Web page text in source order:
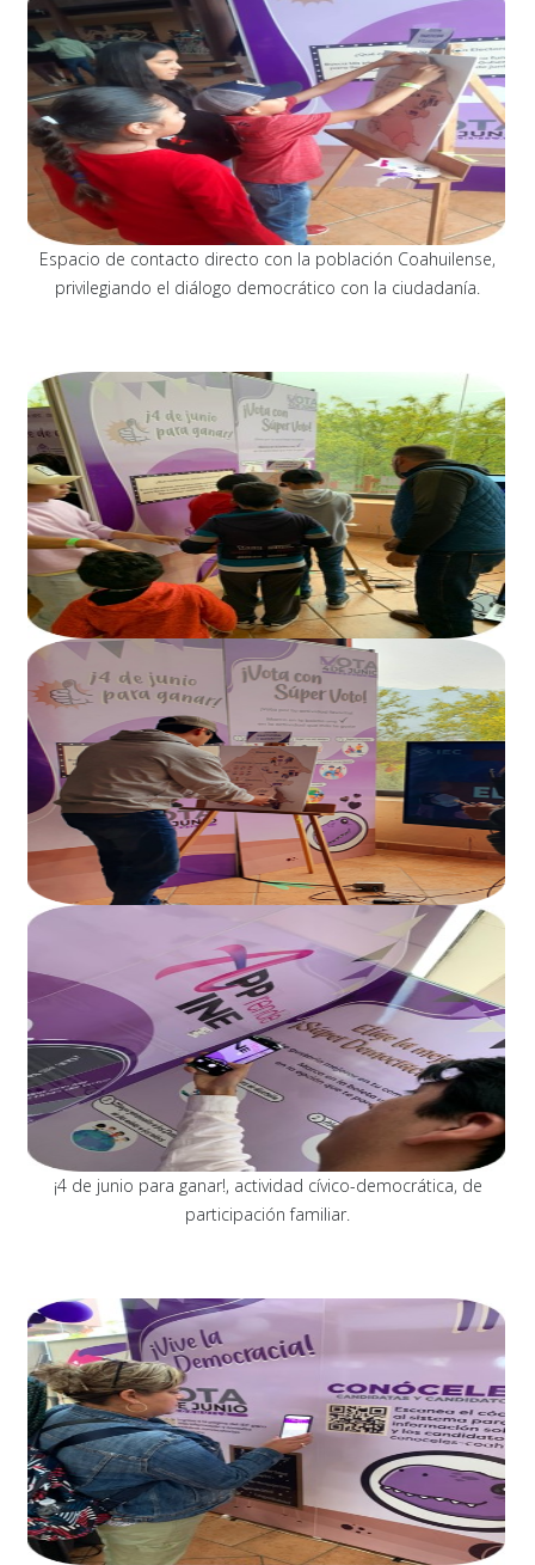
Espacio de contacto directo con la población Coahuilense,
privilegiando el diálogo democrático con la ciudadanía.
¡4 de junio para ganar!, actividad cívico-democrática, de
participación familiar.